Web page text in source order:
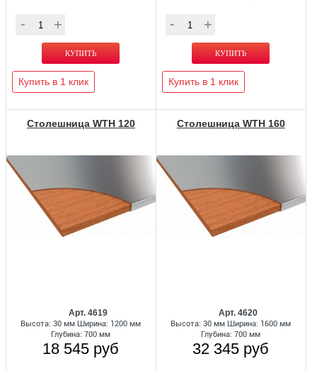
Купить в 1 клик Купить в 1 клик
Столешница WTH 120
Арт. 4619
Высота: 30 мм Ширина: 1200 мм
Глубина: 700 мм
18 545 руб
Столешница WTH 160
Арт. 4620
Высота: 30 мм Ширина: 1600 мм
Глубина: 700 мм
32 345 руб